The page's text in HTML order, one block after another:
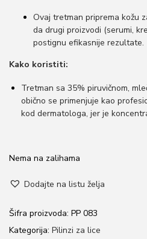
Ovaj tretman priprema kožu
da drugi proizvodi (serumi,
postignu efikasnije rezultate.
Kako koristiti:
Tretman sa 35% piruvičnom,
obično se primenjuje kao
kod dermatologa, jer je
Nema na zalihama
Dodajte na listu želja
Šifra proizvoda: PP 083
Kategorija: Pilinzi za lice